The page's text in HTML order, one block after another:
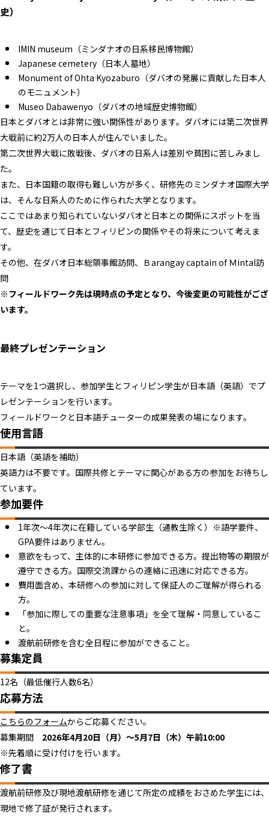
史）
IMIN museum（ミンダナオの日系移民博物館）
Japanese cemetery（日本人墓地）
Monument of Ohta Kyozaburo（ダバオの発展に貢献した日本人
のモニュメント）
Museo Dabawenyo（ダバオの地域歴史博物館）
日本とダバオとは非常に強い関係性があります。ダバオには第二次世界
大戦前に約2万人の日本人が住んでいました。
第二次世界大戦に敗戦後、ダバオの日系人は差別や貧困に苦しみまし
た。
また、日本国籍の取得も難しい方が多く、研修先のミンダナオ国際大学
は、そんな日系人のために作られた大学となります。
ここではあまり知られていないダバオと日本との関係にスポットを当
て、歴史を通じて日本とフィリピンの関係やその将来について考えま
す。
その他、在ダバオ日本総領事館訪問、Ｂarangay captain of Ｍintal訪
問
※フィールドワーク先は現時点の予定となり、今後変更の可能性がござ
います。
最終プレゼンテーション
テーマを1つ選択し、参加学生とフィリピン学生が日本語（英語）でプ
レゼンテーションを行います。
フィールドワークと日本語チューターの成果発表の場になります。
使用言語
日本語（英語を補助）
英語力は不要です。国際共修とテーマに関心がある方の参加をお待ちし
ています。
参加要件
1年次～4年次に在籍している学部生（通教生除く）※語学要件、
GPA要件はありません。
意欲をもって、主体的に本研修に参加できる方。提出物等の期限が
遵守できる方。国際交流課からの連絡に迅速に対応できる方。
費用面含め、本研修への参加に対して保証人のご理解が得られる
方。
「参加に際しての重要な注意事項」を全て理解・同意しているこ
と。
渡航前研修を含む全日程に参加ができること。
募集定員
12名（最低催行人数6名）
応募方法
こちらのフォームからご応募ください。
募集期間 2026年4月20日（月）～5月7日（木）午前10:00
※先着順に受け付けを行います。
修了書
渡航前研修及び現地渡航研修を通じて所定の成績をおさめた学生には、
現地で修了証が発行されます。